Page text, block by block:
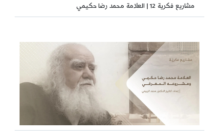
مشاريع فكرية 12 | العلامة محمد رضا حكيمي